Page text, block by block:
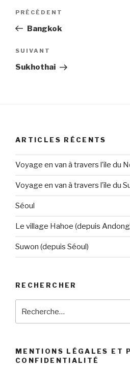
PRÉCÉDENT
Bangkok
SUIVANT
Sukhothai
ARTICLES RÉCENTS
Voyage en van à travers l’île du
Voyage en van à travers l’île du
Séoul
Le village Hahoe (depuis
Suwon (depuis Séoul)
RECHERCHER
MENTIONS LÉGALES ET
CONFIDENTIALITÉ